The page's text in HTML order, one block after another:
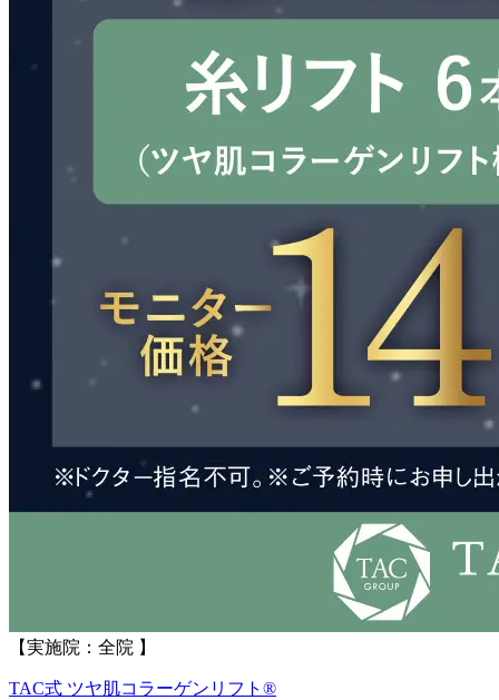
【実施院：全院 】
TAC式 ツヤ肌コラーゲンリフト®